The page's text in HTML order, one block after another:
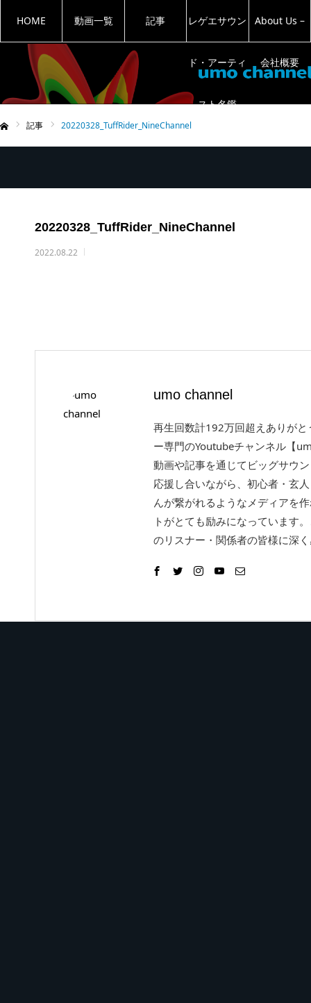
HOME 動画一覧 記事 レゲエサウン
ド・アーティ
スト名鑑
About Us –
会社概要
記事 20220328_TuffRider_NineChannel
20220328_TuffRider_NineChannel
2022.08.22
umo channel
再生回数計192万回超えありが
ー専門のYoutubeチャンネル【
動画や記事を通じてビッグサウ
応援し合いながら、初心者・玄
んが繋がれるようなメディアを
トがとても励みになっています
のリスナー・関係者の皆様に深